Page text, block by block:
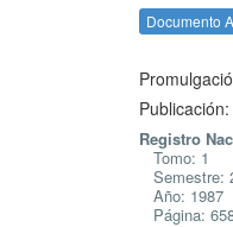
Documento
Registro
Tomo: 1
Semestre:
Año: 1987
Página: